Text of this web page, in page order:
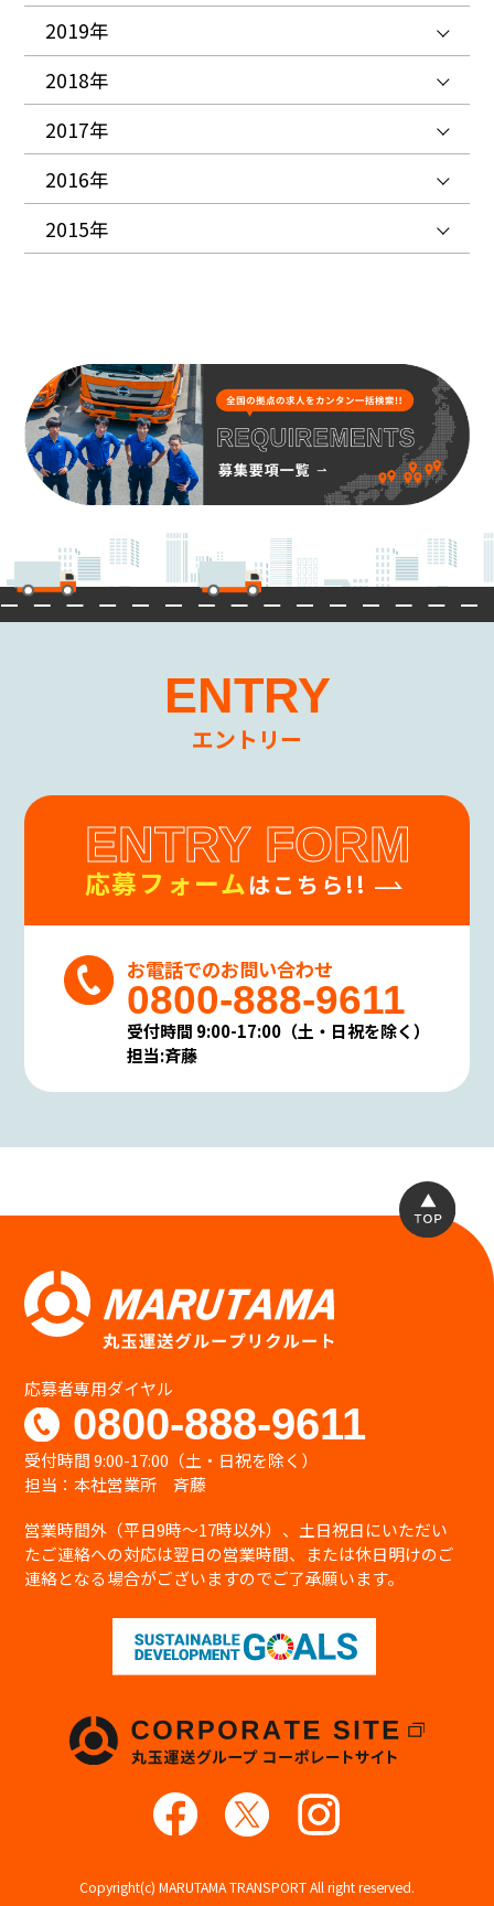
2019年
2018年
2017年
2016年
2015年
ENTRY
エントリー
ENTRY FORM
応募フォームはこちら!!
お電話でのお問い合わせ
0800-888-9611
受付時間 9:00-17:00（土・日祝を除く）
担当:斉藤
応募者専用ダイヤル
0800-888-9611
受付時間 9:00-17:00（土・日祝を除く）
担当：本社営業所 斉藤
営業時間外（平日9時〜17時以外）、土日祝日にいただい
たご連絡への対応は翌日の営業時間、または休日明けのご
連絡となる場合がございますのでご了承願います。
Copyright(c) MARUTAMA TRANSPORT All right reserved.